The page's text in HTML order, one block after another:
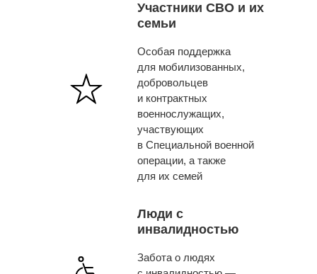
Участники СВО и их
семьи
Особая поддержка
для мобилизованных,
добровольцев
и контрактных
военнослужащих,
участвующих
в Специальной военной
операции, а также
для их семей
Люди с
инвалидностью
Забота о людях